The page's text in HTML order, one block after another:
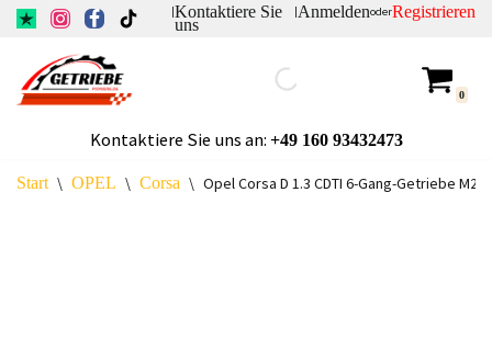
Inhalt
springen
|Kontaktiere Sie
uns
|AnmeldenoderRegistrieren
0
Kontaktiere Sie uns an: +49160 93432473
Start \ OPEL \ Corsa \ Opel Corsa D 1.3 CDTI 6-Gang-Getriebe M20